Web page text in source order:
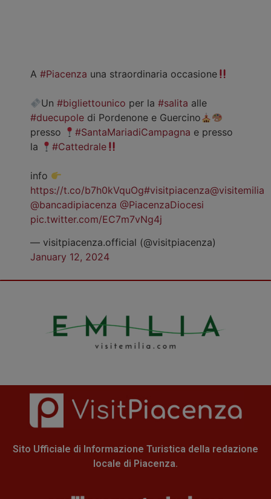
A #Piacenza una straordinaria occasione
Un#bigliettounico per la#salita alle
#duecupole di Pordenone e Guercino
presso
#SantaMariadiCampagna e presso
la
#Cattedrale
info
https://t.co/b7h0kVquOg#visitpiacenza@visitemilia
@bancadipiacenza @PiacenzaDiocesi
pic.twitter.com/EC7m7vNg4j
— visitpiacenza.official (@visitpiacenza)
January 12, 2024
Sito Ufficiale di Informazione Turistica della redazione
locale di Piacenza.